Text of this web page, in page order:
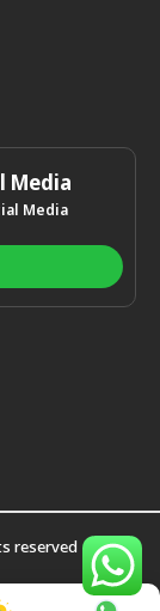
Media
Media
reserved